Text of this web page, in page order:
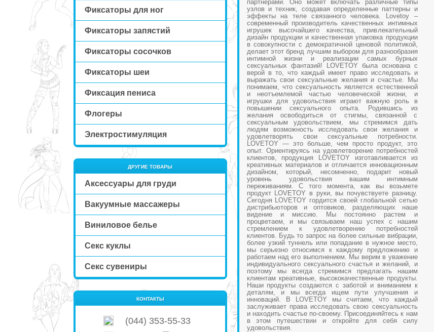
Фиксаторы для ног
Фиксаторы запястий
Фиксаторы сосочков
Фиксаторы шеи
Фиксация пениса
Флогеры
Электростимуляция
ДРУГИЕ ТОВАРЫ
Аксессуары для груди
Вакуумные массажеры
Виниловое белье
Секс куклы
Секс сувениры
КОНТАКТЫ
(044) 353-55-33
партнерами. Оно может включать различные типы
узлов и техник, создавая определенные паттерны и
эффекты на теле связанного человека. Lovetoy –
современный производитель качественных интимных
игрушек высочайшего качества, привлекательный
дизайн продукции и качественная упаковка продукции
в совокупности с демократичной ценовой политикой,
делает этот бренд лучшим выбором для разнообразия
интимной жизни и реализации самых бурных
сексуальных фантазий! LOVETOY была основана с
верой в то, что каждый имеет право исследовать и
выражать свои сексуальные желания и счастье. Мы
понимаем, что сексуальность является естественной
и неотъемлемой частью человеческой жизни, и
игрушки для удовольствия играют важную роль в
повышении сексуального опыта. Родившись из
желания освободиться от стигмы, связанной с
сексуальным удовольствием, мы стремимся дать
людям возможность исследовать свои желания и
удовлетворять свои сексуальные потребности.
LOVETOY — это больше, чем просто продукт, это
опыт. Ориентируясь на удовлетворение потребностей
клиентов, продукция LOVETOY изготавливается из
креативных материалов и отличается инновационным
дизайном, который, несомненно, подарит новый
уровень удовольствия вашим интимным
переживаниям. С того момента, как вы возьмете
продукт LOVETOY в руки, вы почувствуете разницу.
Сегодня LOVETOY гордится своей глобальной сетью
дистрибьюторов и оптовиков, разделяющих наше
видение и миссию. Мы постоянно растем и
процветаем, и мы связываем наш успех с нашим
стремлением к удовлетворению потребностей
клиентов. Будь то запрос на более сильные вибрации,
более узкий туннель или попадание в нужное место,
мы серьезно относимся к каждому предложению и
работаем над его выполнением. Мы верим в уважение
индивидуального сексуального счастья и желаний, и
поэтому мы всегда стремимся предлагать нашим
клиентам креативные, высококачественные продукты.
Наши продукты создаются с заботой и вниманием к
деталям, и мы всегда ищем пути улучшения и
инноваций. В LOVETOY мы считаем, что каждый
заслуживает права исследовать свою сексуальность
и находить счастье по-своему. Присоединяйтесь к нам
в этом путешествии и откройте для себя силу
удовольствия.